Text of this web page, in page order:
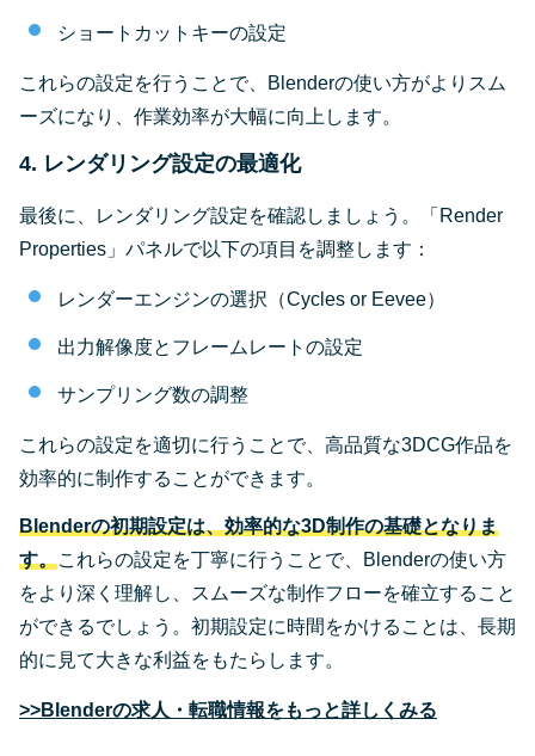
ショートカットキーの設定
これらの設定を行うことで、Blenderの使い方がよりスム
ーズになり、作業効率が大幅に向上します。
4. レンダリング設定の最適化
最後に、レンダリング設定を確認しましょう。「Render
Properties」パネルで以下の項目を調整します：
レンダーエンジンの選択（Cycles or Eevee）
出力解像度とフレームレートの設定
サンプリング数の調整
これらの設定を適切に行うことで、高品質な3DCG作品を
効率的に制作することができます。
Blenderの初期設定は、効率的な3D制作の基礎となりま
す。これらの設定を丁寧に行うことで、Blenderの使い方
をより深く理解し、スムーズな制作フローを確立すること
ができるでしょう。初期設定に時間をかけることは、長期
的に見て大きな利益をもたらします。
>>Blenderの求人・転職情報をもっと詳しくみる